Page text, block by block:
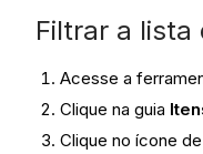
Filtrar a lista
Acesse a
Clique na guia
Clique no ícone de